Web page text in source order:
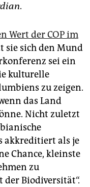
.
Wert der COP im
sie sich den Mund
sei ein
kulturelle
zu zeigen.
das Land
Nicht zuletzt
akkreditiert als je
Chance, kleinste
zu
der Biodiversität“.